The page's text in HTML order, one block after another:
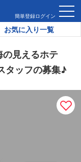
簡単登録ログイン
お気に入り一覧
豆にある海の見える
の見えるホテ
タッフの募集♪